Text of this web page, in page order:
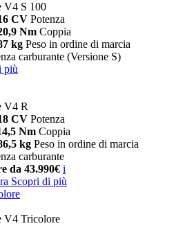
V4 S 100
CV Potenza
Nm Coppia
kg Peso in ordine di marcia
carburante (Versione S)
più
V4 R
CV Potenza
Nm Coppia
kg Peso in ordine di marcia
carburante
da 43.990€ i
Scopri di più
V4 Tricolore